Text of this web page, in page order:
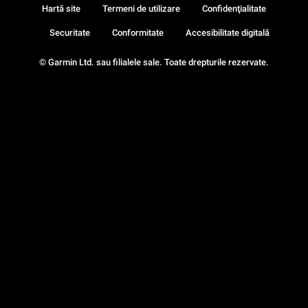
© Garmin Ltd. sau filialele sale. Toate drepturile rezervate.
Hartă site Termeni de utilizare Confidenţialitate
Securitate Conformitate Accesibilitate digitală